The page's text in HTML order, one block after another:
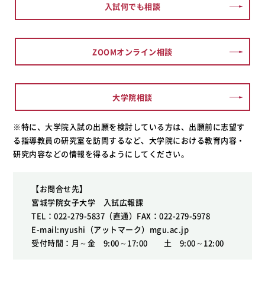
入試何でも相談
ZOOMオンライン相談
大学院相談
※特に、大学院入試の出願を検討している方は、出願前に志望す
る指導教員の研究室を訪問するなど、大学院における教育内容・
研究内容などの情報を得るようにしてください。
【お問合せ先】
宮城学院女子大学 入試広報課
TEL：022-279-5837（直通）FAX：022-279-5978
E-mail:nyushi（アットマーク）mgu.ac.jp
受付時間：月～金 9:00～17:00 土 9:00～12:00